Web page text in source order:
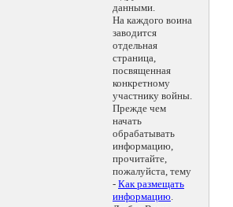
данными.
На каждого воина
заводится
отдельная
страница,
посвященная
конкретному
участнику войны.
Прежде чем
начать
обрабатывать
информацию,
прочитайте,
пожалуйста, тему
- Как размещать
информацию.